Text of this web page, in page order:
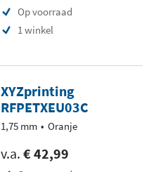
Op voorraad
1 winkel
XYZprinting
RFPETXEU03C
1,75 mm Oranje
v.a. € 42,99